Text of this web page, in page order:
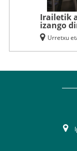
Irailetik
izango
Urretxu